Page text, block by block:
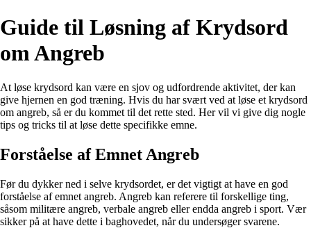
Guide til Løsning af Krydsord
om Angreb
At løse krydsord kan være en sjov og udfordrende aktivitet, der kan
give hjernen en god træning. Hvis du har svært ved at løse et krydsord
om angreb, så er du kommet til det rette sted. Her vil vi give dig nogle
tips og tricks til at løse dette specifikke emne.
Forståelse af Emnet Angreb
Før du dykker ned i selve krydsordet, er det vigtigt at have en god
forståelse af emnet angreb. Angreb kan referere til forskellige ting,
såsom militære angreb, verbale angreb eller endda angreb i sport. Vær
sikker på at have dette i baghovedet, når du undersøger svarene.